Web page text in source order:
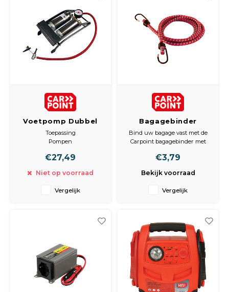
Voetpomp Dubbel
Premium
Toepassing
Pompen
Variatie
€27,49
Niet op voorraad
Vergelijk
Bagagebinder
eu10mm 200cm
TUV/GS BS 258:1995
Bind uw bagage vast met de
Carpoint bagagebinder met
met TÜV/GS keurmerk, heeft
diameter van 10mm.
€3,79
Bekijk voorraad
Vergelijk